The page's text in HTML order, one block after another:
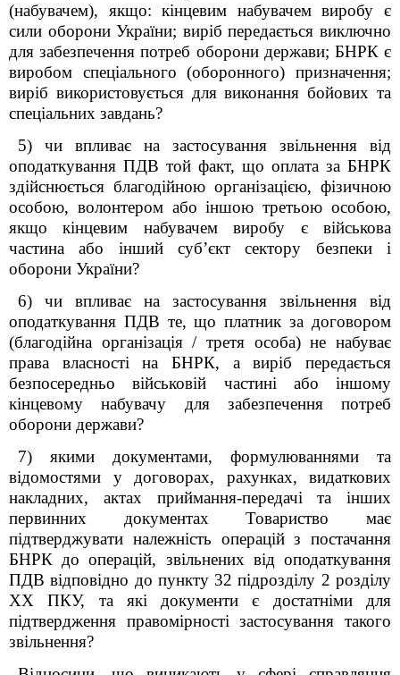
(набувачем), якщо: кінцевим набувачем виробу є
сили оборони України; виріб передається виключно
для забезпечення потреб оборони держави; БНРК є
виробом спеціального (оборонного) призначення;
виріб використовується для виконання бойових та
спеціальних завдань?
5) чи впливає на застосування звільнення від
оподаткування ПДВ той факт, що оплата за БНРК
здійснюється благодійною організацією, фізичною
особою, волонтером або іншою третьою особою,
якщо кінцевим набувачем виробу є військова
частина або інший суб’єкт сектору безпеки і
оборони України?
6) чи впливає на застосування звільнення від
оподаткування ПДВ те, що платник за договором
(благодійна організація / третя особа) не набуває
права власності на БНРК, а виріб передається
безпосередньо військовій частині або іншому
кінцевому набувачу для забезпечення потреб
оборони держави?
7) якими документами, формулюваннями та
відомостями у договорах, рахунках, видаткових
накладних, актах приймання-передачі та інших
первинних документах Товариство має
підтверджувати належність операцій з постачання
БНРК до операцій, звільнених від оподаткування
ПДВ відповідно до пункту 32 підрозділу 2 розділу
XX ПКУ, та які документи є достатніми для
підтвердження правомірності застосування такого
звільнення?